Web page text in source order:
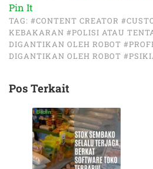
Pin It
TAG: #CONTENT CREATOR
KEBAKARAN #POLISI ATAU
DIGANTIKAN OLEH ROBOT
DIGANTIKAN OLEH ROBOT
Pos Terkait